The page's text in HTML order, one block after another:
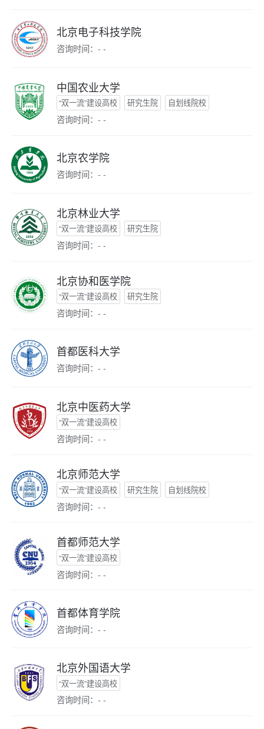
北京电子科技学院
咨询时间：- -
中国农业大学
“双一流”建设高校 研究生院 自划线院校
咨询时间：- -
北京农学院
咨询时间：- -
北京林业大学
“双一流”建设高校 研究生院
咨询时间：- -
北京协和医学院
“双一流”建设高校 研究生院
咨询时间：- -
首都医科大学
咨询时间：- -
北京中医药大学
“双一流”建设高校
咨询时间：- -
北京师范大学
“双一流”建设高校 研究生院 自划线院校
咨询时间：- -
首都师范大学
“双一流”建设高校
咨询时间：- -
首都体育学院
咨询时间：- -
北京外国语大学
“双一流”建设高校
咨询时间：- -